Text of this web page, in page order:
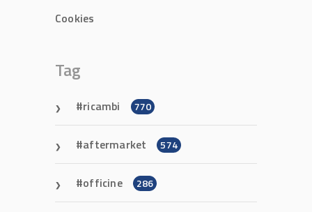
Cookies
Tag
ricambi 770
aftermarket 574
officine 286